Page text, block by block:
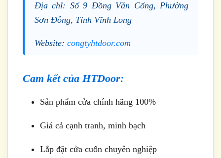
Địa chỉ: Số 9 Đồng Văn Cống, Phường
Sơn Đông, Tỉnh Vĩnh Long
Website: congtyhtdoor.com
Cam kết của HTDoor:
Sản phẩm cửa chính hãng 100%
Giá cả cạnh tranh, minh bạch
Lắp đặt cửa cuốn chuyên nghiệp